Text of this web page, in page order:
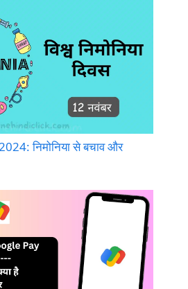
2024: निमोनिया से बचाव और